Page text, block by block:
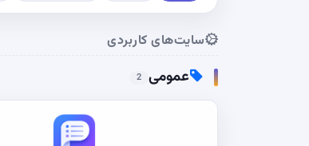
سایت‌های کاربردی
عمومی 2